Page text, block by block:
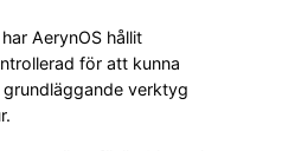
AerynOS hållit
för att kunna
verktyg